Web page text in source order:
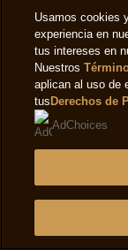
Ubicación
España
Usamos cookies
experiencia en
tus intereses en
Nuestros
aplican al uso de
tus Derechos de
AdChoices